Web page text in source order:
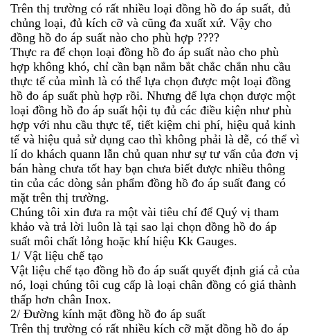
Trên thị trường có rất nhiều loại đồng hồ đo áp suất, đủ
chủng loại, đủ kích cỡ và cũng đa xuất xứ. Vậy cho
đồng hồ đo áp suất nào cho phù hợp ????
Thực ra để chọn loại đồng hồ đo áp suất nào cho phù
hợp không khó, chỉ cần bạn nắm bắt chắc chắn nhu cầu
thực tế của mình là có thể lựa chọn được một loại đồng
hồ đo áp suất phù hợp rồi. Nhưng để lựa chọn được một
loại đồng hồ đo áp suất hội tụ đủ các điều kiện như phù
hợp với nhu cầu thực tế, tiết kiệm chi phí, hiệu quả kinh
tế và hiệu quả sử dụng cao thì không phải là dễ, có thể vì
lí do khách quann lẫn chủ quan như sự tư vấn của đơn vị
bán hàng chưa tốt hay bạn chưa biết được nhiều thông
tin của các dòng sản phẩm đồng hồ đo áp suất đang có
mặt trên thị trường.
Chúng tôi xin đưa ra một vài tiêu chí để Quý vị tham
khảo và trả lời luôn là tại sao lại chọn đồng hồ đo áp
suất môi chất lỏng hoặc khí hiệu Kk Gauges.
1/ Vật liệu chế tạo
Vật liệu chế tạo đồng hồ đo áp suất quyết định giá cả của
nó, loại chúng tôi cug cấp là loại chân đồng có giá thành
thấp hơn chân Inox.
2/ Đường kính mặt đồng hồ đo áp suất
Trên thị trường có rất nhiều kích cỡ mặt đồng hồ đo áp